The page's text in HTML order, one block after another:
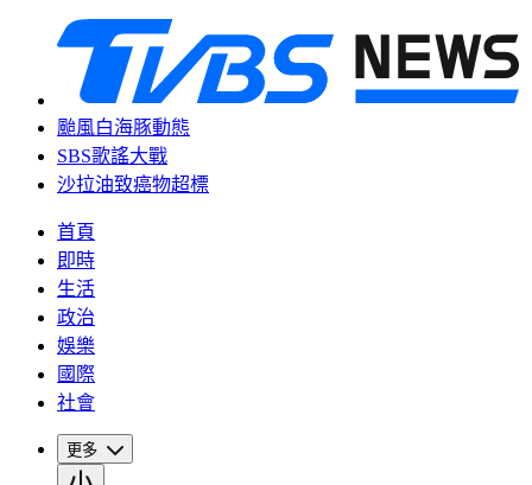
颱風白海豚動態
SBS歌謠大戰
沙拉油致癌物超標
首頁
即時
生活
政治
娛樂
國際
社會
更多